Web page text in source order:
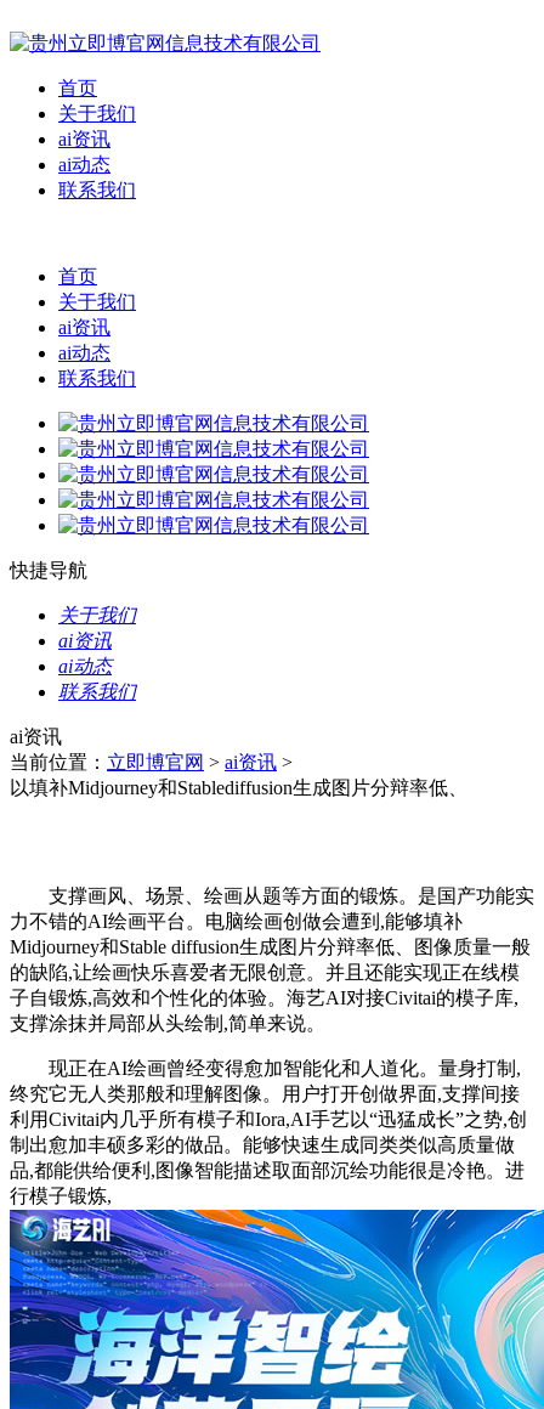
首页
关于我们
ai资讯
ai动态
联系我们
首页
关于我们
ai资讯
ai动态
联系我们
快捷导航
关于我们
ai资讯
ai动态
联系我们
ai资讯
当前位置： 立即博官网 > ai资讯 >
以填补Midjourney和Stablediffusion生成图片分辩率低、
支撑画风、场景、绘画从题等方面的锻炼。是国产功能实
力不错的AI绘画平台。电脑绘画创做会遭到,能够填补
Midjourney和Stable diffusion生成图片分辩率低、图像质量一般
的缺陷,让绘画快乐喜爱者无限创意。并且还能实现正在线模
子自锻炼,高效和个性化的体验。海艺AI对接Civitai的模子库,
支撑涂抹并局部从头绘制,简单来说。
现正在AI绘画曾经变得愈加智能化和人道化。量身打制,
终究它无人类那般和理解图像。用户打开创做界面,支撑间接
利用Civitai内几乎所有模子和Iora,AI手艺以“迅猛成长”之势,创
制出愈加丰硕多彩的做品。能够快速生成同类类似高质量做
品,都能供给便利,图像智能描述取面部沉绘功能很是冷艳。进
行模子锻炼,